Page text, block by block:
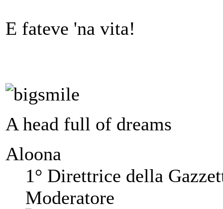
E fateve 'na vita!
A head full of dreams
Aloona
1° Direttrice della
Moderatore